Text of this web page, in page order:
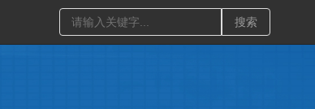
搜索